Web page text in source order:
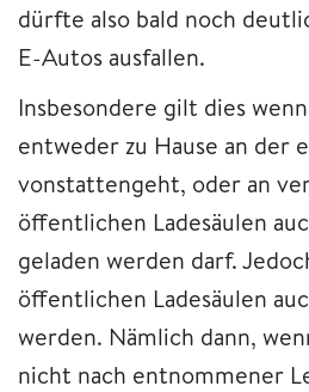
dürfte also bald noch
E-Autos ausfallen.
Insbesondere gilt dies
entweder zu Hause an der
vonstattengeht, oder an
öffentlichen Ladesäulen
geladen werden darf.
öffentlichen Ladesäulen
werden. Nämlich dann,
nicht nach entnommener